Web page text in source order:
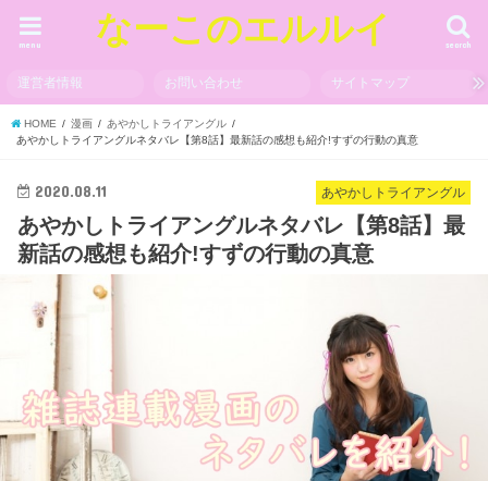
なーこのエルルイ search
menu
運営者情報 お問い合わせ サイトマップ
HOME 漫画
あやかしトライアングル
あやかしトライアングルネタバレ【第8話】最新話の感想も紹介!すずの行動の真意
あやかしトライアングル
2020.08.11
あやかしトライアングルネタバレ【第8話】最
新話の感想も紹介!すずの行動の真意